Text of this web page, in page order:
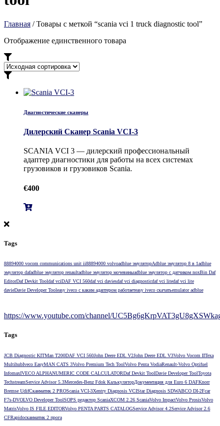
Главная / Товары с меткой “scania vci 1 truck diagnostic tool”
Отображение единственного товара
Диагностические сканеры
Дилерский Сканер Scania VCI-3
SCANIA VCI 3 — дилерский профессиональный
адаптер диагностики для работы на всех системах
грузовиков и грузовиков Scania.
€400
Tags
88894000 vocom communications unit ii88894000 volvoadblue эмуляторAdblue эмулятор 8 в 1adblue
эмулятор dafadblue эмулятор renaultadblue эмулятор мочевиныadblue эмулятор с датчиком noxBin Daf
EditorDaf Devkit Tooldaf vciDAF VCI 560daf vci daviesdaf vci diagnosticdaf vci litedaf vci lite
davieDavie Developer Tooleasy iveco с каким адаптером работаетeasy iveco скачатьemulator adblue
https://www.youtube.com/channel/
Tags
JCB Diagnostic KITMan T200DAF VCI 560John Deere EDL V2John Deere EDL V3Volvo Vocom IITexa
MultihubIveco EasyMAN CATS 3Volvo Premium Tech ToolVolvo Penta VodiaRenault-Volvo Optifuel
InfomaxIVECO ALPHANUMERIC CODE CALCULATORDaf Devkit ToolDavie Developer ToolToyota
TechstreamService Advisor 5.3Mercedes-Benz Fdok КалькуляторДокументация для Euro 6 DAFKnorr
Bremse UdifСканматик 2 PROScania VCI-3Xentry Diagnosis VCIStar Diagnosis SDWABCO DI-2Fcar
F7s-DVOLVO Developer ToolSOPS редактор ScaniaXCOM 2.26 ScaniaVolvo ImpactVolvo ProsisVolvo
MatrisVolvo IS FILE EDITORVolvo PENTA PARTS CATALOGService Advisor 4.2Service Advisor 2.6
CFRapidoсканматик 2 прога